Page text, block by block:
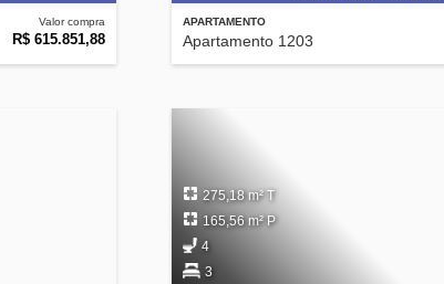
Valor compra
R$ 615.851,88
APARTAMENTO
Apartamento 1203
275,18 m² T
165,56 m² P
4
3